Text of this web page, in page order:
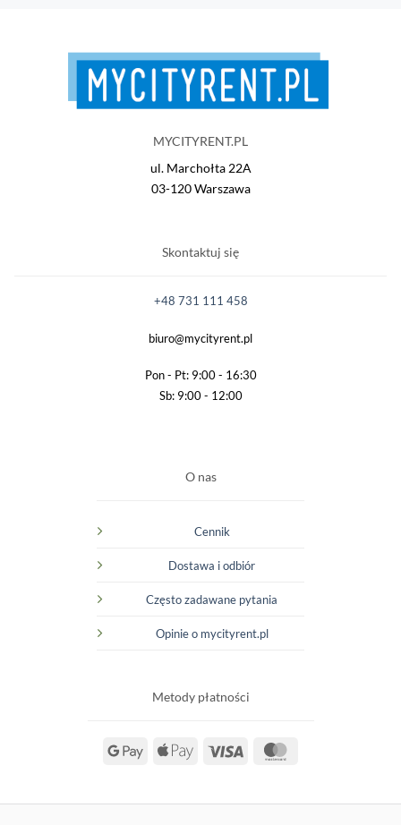
MYCITYRENT.PL
ul. Marchołta 22A
03-120 Warszawa
O nas
Cennik
Dostawa i odbiór
Często zadawane pytania
Opinie o mycityrent.pl
Metody płatności
Google
Apple
Visa
Skontaktuj się
+48 731 111 458
biuro@mycityrent.pl
Pon - Pt: 9:00 - 16:30
Sb: 9:00 - 12:00